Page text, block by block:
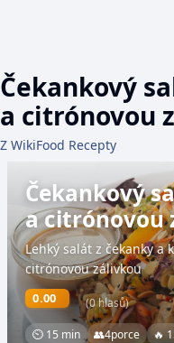
Čekankový
a citrónovou
Z WikiFood Recepty
Čekankový
a citrónovou
Lehký salát z čekanky a
citrónovou zálivkou
0.00 (0 hlasů)
⏲ 15 min 👥4porce 🔥